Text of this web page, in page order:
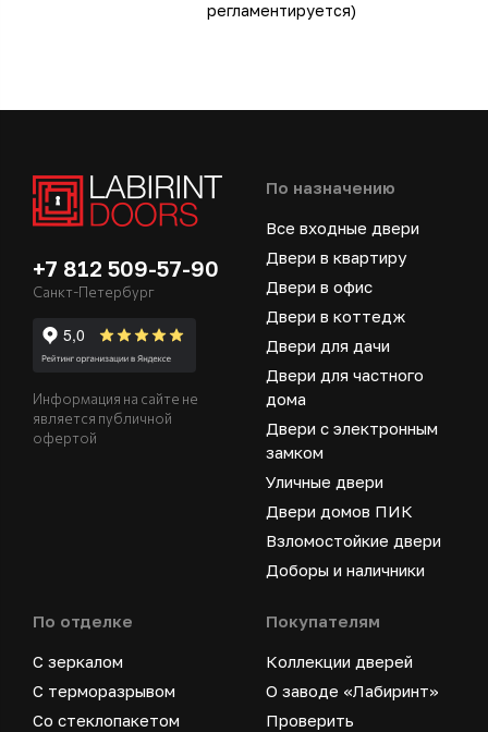
регламентируется)
+7 812 509-57-90
Санкт-Петербург
Информация на сайте не
является публичной
офертой
По назначению
Все входные двери
Двери в квартиру
Двери в офис
Двери в коттедж
Двери для дачи
Двери для частного
дома
Двери с электронным
замком
Уличные двери
Двери домов ПИК
Взломостойкие двери
Доборы и наличники
По отделке
С зеркалом
С терморазрывом
Со стеклопакетом
Покупателям
Коллекции дверей
О заводе «Лабиринт»
Проверить